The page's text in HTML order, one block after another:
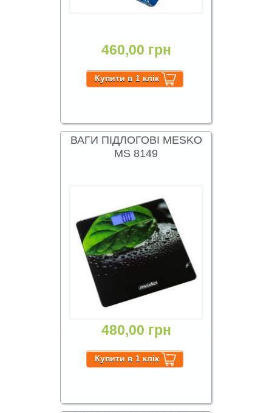
460,00 грн
ВАГИ ПІДЛОГОВІ MESKO
MS 8149
480,00 грн